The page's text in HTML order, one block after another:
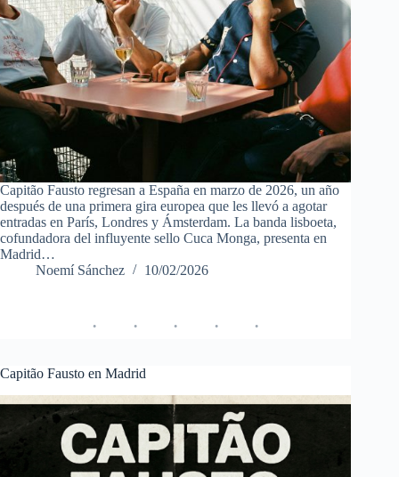
Capitão Fausto regresan a España en marzo de 2026, un año
después de una primera gira europea que les llevó a agotar
entradas en París, Londres y Ámsterdam. La banda lisboeta,
cofundadora del influyente sello Cuca Monga, presenta en
Madrid…
Noemí Sánchez
10/02/2026
Capitão Fausto en Madrid